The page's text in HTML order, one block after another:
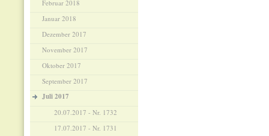
Februar 2018
Januar 2018
Dezember 2017
November 2017
Oktober 2017
September 2017
Juli 2017
20.07.2017 - Nr. 1732
17.07.2017 - Nr. 1731